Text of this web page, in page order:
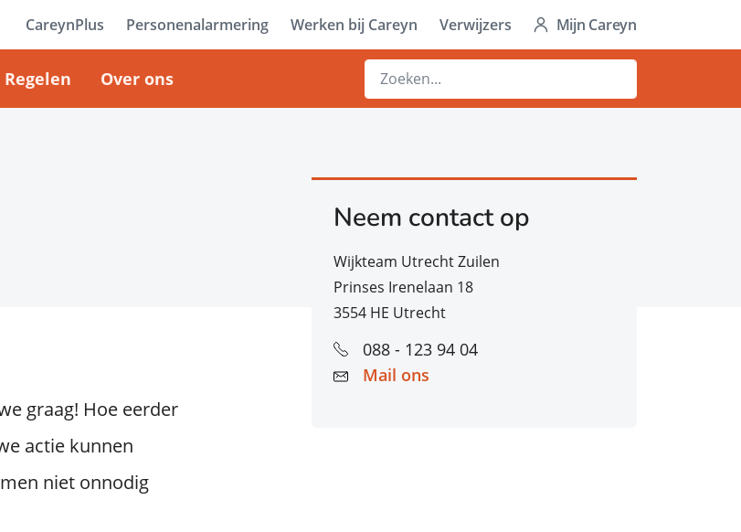
Regelen Over ons
CareynPlus Personenalarmering Werken bij Careyn Verwijzers Mijn Careyn
graag! Hoe eerder
actie kunnen
niet onnodig
Neem contact op
Wijkteam Utrecht Zuilen
Prinses Irenelaan 18
3554 HE Utrecht
088 - 123 94 04
Mail ons